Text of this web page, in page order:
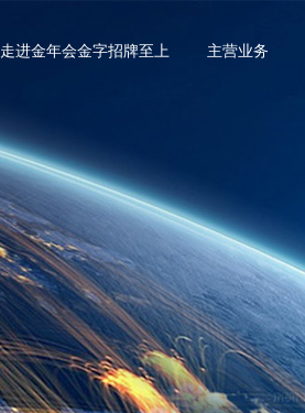
走进金年会金字招牌至上 主营业务